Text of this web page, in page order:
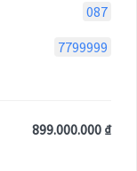
087
7799999
899.000.000 ₫